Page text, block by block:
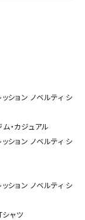
ション ノベルティ シ
・カジュアル
ション ノベルティ シ
ション ノベルティ シ
シャツ